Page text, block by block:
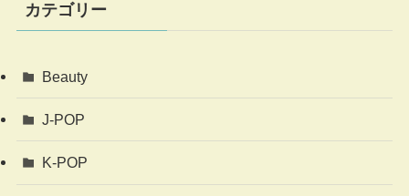
カテゴリー
Beauty
J-POP
K-POP